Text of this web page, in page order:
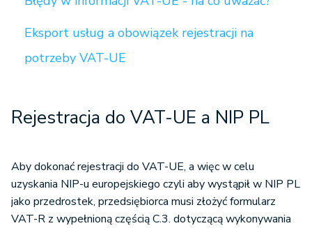
Eksport usług a obowiązek rejestracji na
potrzeby VAT-UE
Rejestracja do VAT-UE a NIP PL
Aby dokonać rejestracji do VAT-UE, a więc w celu
uzyskania NIP-u europejskiego czyli aby wystąpił w NIP PL
jako przedrostek, przedsiębiorca musi złożyć formularz
VAT-R z wypełnioną częścią C.3. dotyczącą wykonywania